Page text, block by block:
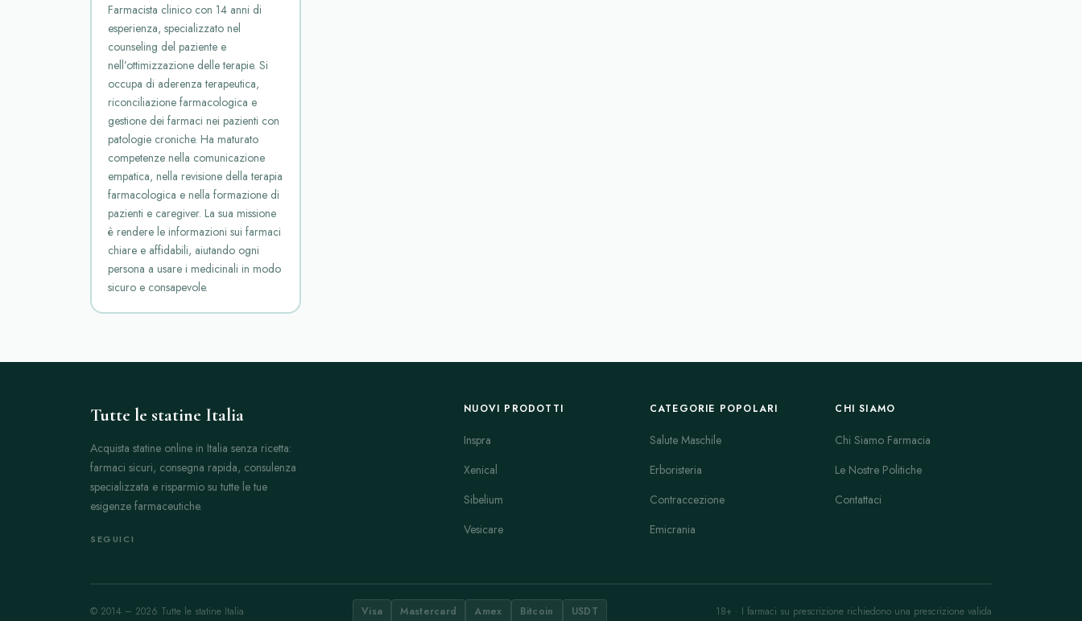
Farmacista clinico con 14 anni di
esperienza, specializzato nel
counseling del paziente e
nell’ottimizzazione delle terapie. Si
occupa di aderenza terapeutica,
riconciliazione farmacologica e
gestione dei farmaci nei pazienti con
patologie croniche. Ha maturato
competenze nella comunicazione
empatica, nella revisione della terapia
farmacologica e nella formazione di
pazienti e caregiver. La sua missione
è rendere le informazioni sui farmaci
chiare e affidabili, aiutando ogni
persona a usare i medicinali in modo
sicuro e consapevole.
Tutte le statine Italia
Acquista statine online in Italia senza ricetta:
farmaci sicuri, consegna rapida, consulenza
specializzata e risparmio su tutte le tue
esigenze farmaceutiche.
SEGUICI
NUOVI PRODOTTI
Inspra
Xenical
Sibelium
Vesicare
CATEGORIE POPOLARI
Salute Maschile
Erboristeria
Contraccezione
Emicrania
CHI SIAMO
Chi Siamo Farmacia
Le Nostre Politiche
Contattaci
© 2014 – 2026 Tutte le statine Italia Visa Mastercard Amex Bitcoin USDT 18+ · I farmaci su prescrizione richiedono una prescrizione valida